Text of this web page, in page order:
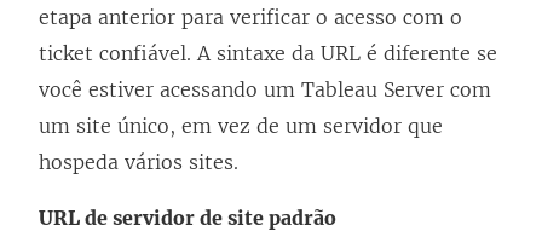
etapa anterior para verificar o acesso com o
ticket confiável. A sintaxe da URL é diferente se
você estiver acessando um Tableau Server com
um site único, em vez de um servidor que
hospeda vários sites.
URL de servidor de site padrão